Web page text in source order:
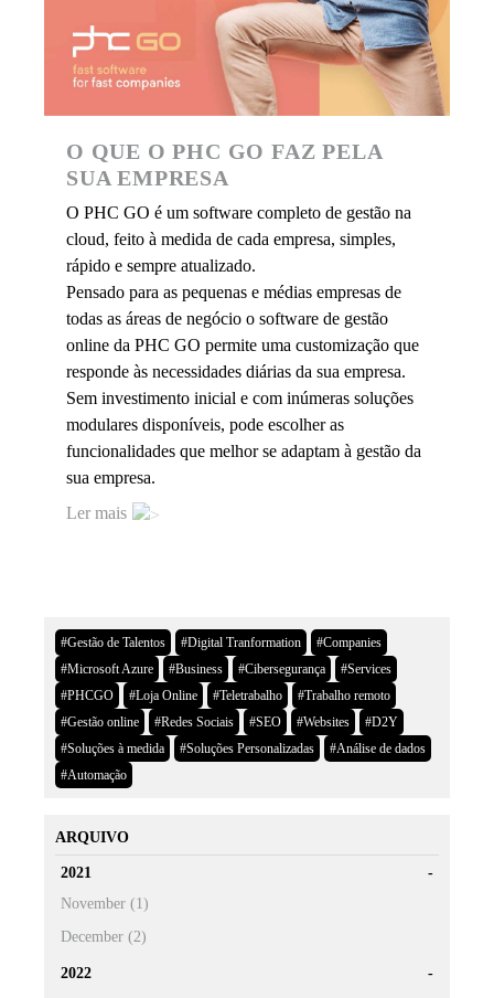
O QUE O PHC GO FAZ PELA
SUA EMPRESA
O PHC GO é um software completo de gestão na
cloud, feito à medida de cada empresa, simples,
rápido e sempre atualizado.
Pensado para as pequenas e médias empresas de
todas as áreas de negócio o software de gestão
online da PHC GO permite uma customização que
responde às necessidades diárias da sua empresa.
Sem investimento inicial e com inúmeras soluções
modulares disponíveis, pode escolher as
funcionalidades que melhor se adaptam à gestão da
sua empresa.
Ler mais
#Gestão de Talentos #Digital Tranformation
#Companies
#Microsoft Azure
#Business #Cibersegurança
#Services
#PHCGO
#Loja Online #Teletrabalho
#Trabalho remoto
#Gestão online
#Redes Sociais #SEO #Websites
#D2Y
#Soluções à medida
#Soluções Personalizadas
#Análise de dados
#Automação
ARQUIVO
2021
November (1)
December (2)
2022